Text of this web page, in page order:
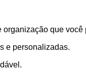
que você
e personalizadas.